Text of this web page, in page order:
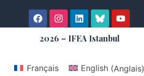
2026 – IFEA Istanbul
Français English(Anglais)